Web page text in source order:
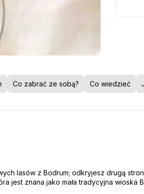
Co zabrać ze sobą? Co wiedzieć
lasów z Bodrum; odkryjesz drugą
jest znana jako mała tradycyjna wioska